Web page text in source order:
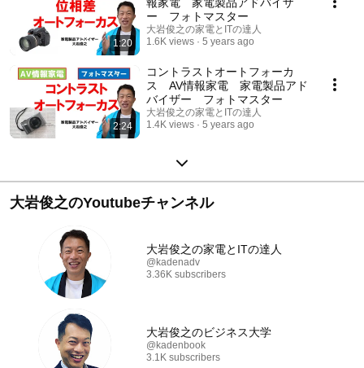
1:20
ー フォトマスター
大岩俊之の家電とITの達人
1.6K views
5 years ago
2:24
コントラストオートフォーカ
ス AV情報家電 家電製品アド
バイザー フォトマスター
大岩俊之の家電とITの達人
1.4K views
5 years ago
大岩俊之のYoutubeチャンネル
大岩俊之の家電とITの達人
@kadenadv
3.36K subscribers
大岩俊之のビジネス大学
@kadenbook
3.1K subscribers